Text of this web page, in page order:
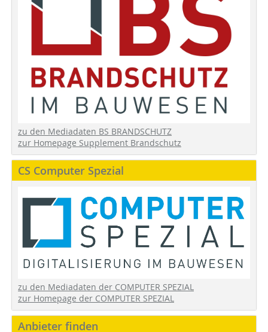
zu den Mediadaten BS BRANDSCHUTZ
zur Homepage Supplement Brandschutz
CS Computer Spezial
zu den Mediadaten der COMPUTER SPEZIAL
zur Homepage der COMPUTER SPEZIAL
Anbieter finden